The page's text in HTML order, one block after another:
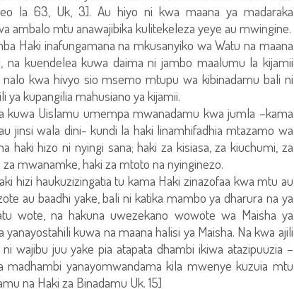
la 63, Uk, 3]. Au hiyo ni kwa maana ya madaraka
ambalo mtu anawajibika kulitekeleza yeye au mwingine.
Haki inafungamana na mkusanyiko wa Watu na maana
na kuendelea kuwa daima ni jambo maalumu la kijamii
kwa hivyo sio msemo mtupu wa kibinadamu bali ni
kupangilia mahusiano ya kijamii.
kuwa Uislamu umempa mwanadamu kwa jumla –kama
jinsi wala dini- kundi la haki linamhifadhia mtazamo wa
haki hizo ni nyingi sana; haki za kisiasa, za kiuchumi, za
mwanamke, haki za mtoto na nyinginezo.
hizi haukuzizingatia tu kama Haki zinazofaa kwa mtu au
au baadhi yake, bali ni katika mambo ya dharura na ya
wote, na hakuna uwezekano wowote wa Maisha ya
kuwa na maana halisi ya Maisha. Na kwa ajili
wajibu juu yake pia atapata dhambi ikiwa atazipuuzia –
yanayomwandama kila mwenye kuzuia mtu
na Haki za Binadamu Uk. 15]